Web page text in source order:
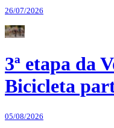
26/07/2026
3ª etapa da
Bicicleta
05/08/2026